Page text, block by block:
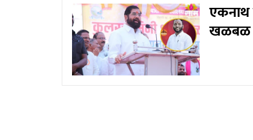
एकनाथ
खळबळ